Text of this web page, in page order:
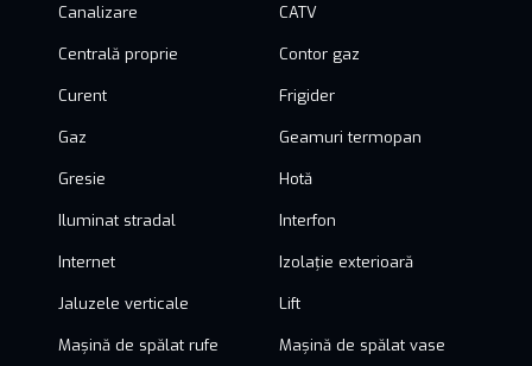
Canalizare CATV
Centrală proprie Contor gaz
Curent Frigider
Gaz Geamuri termopan
Gresie Hotă
Iluminat stradal Interfon
Internet Izolație exterioară
Jaluzele verticale Lift
Mașină de spălat rufe Mașină de spălat vase